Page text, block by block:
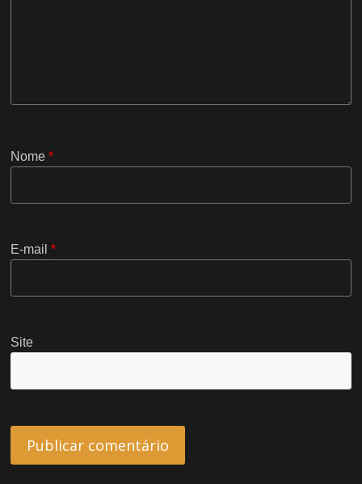
Nome*
E-mail*
Site